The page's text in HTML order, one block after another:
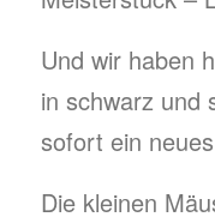
Und wir haben
in schwarz und
sofort ein
Die kleinen